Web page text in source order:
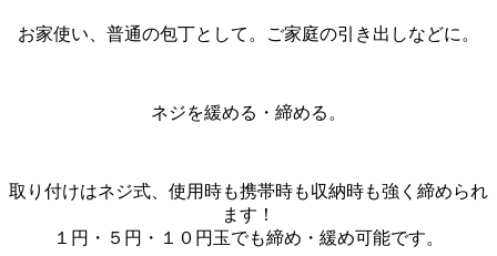
お家使い、普通の包丁として。ご家庭の引き出しなどに。
ネジを緩める・締める。
取り付けはネジ式、使用時も携帯時も収納時も強く締められ
ます！
１円・５円・１０円玉でも締め・緩め可能です。